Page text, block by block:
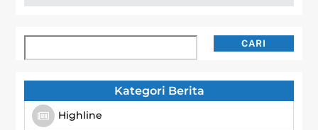
CARI
Kategori Berita
Highline